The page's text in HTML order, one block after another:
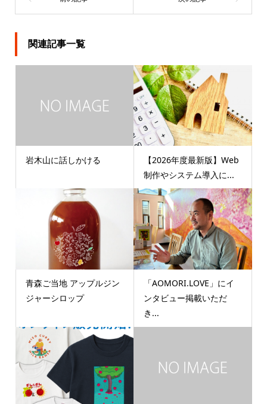
関連記事一覧
岩木山に話しかける
【2026年度最新版】Web
制作やシステム導入に...
青森ご当地 アップルジン
ジャーシロップ
「AOMORI.LOVE」にイ
ンタビュー掲載いただ
き...